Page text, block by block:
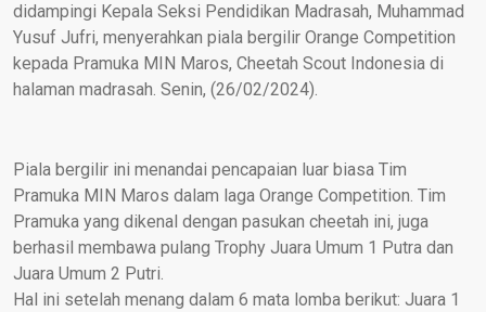
didampingi Kepala Seksi Pendidikan Madrasah, Muhammad
Yusuf Jufri, menyerahkan piala bergilir Orange Competition
kepada Pramuka MIN Maros, Cheetah Scout Indonesia di
halaman madrasah. Senin, (26/02/2024).
Piala bergilir ini menandai pencapaian luar biasa Tim
Pramuka MIN Maros dalam laga Orange Competition. Tim
Pramuka yang dikenal dengan pasukan cheetah ini, juga
berhasil membawa pulang Trophy Juara Umum 1 Putra dan
Juara Umum 2 Putri.
Hal ini setelah menang dalam 6 mata lomba berikut: Juara 1